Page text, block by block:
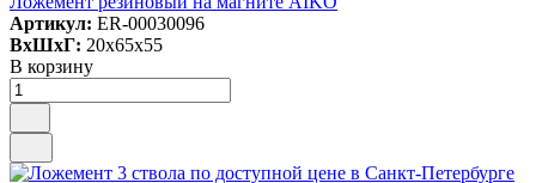
Артикул: ER-00030096
ВxШxГ: 20x65x55
В корзину